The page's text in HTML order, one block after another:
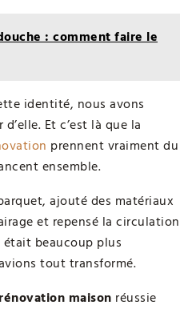
: comment faire le
identité, nous avons
Et c’est là que la
prennent vraiment du
ensemble.
ajouté des matériaux
et repensé la circulation
beaucoup plus
tout transformé.
rénovation maison réussie